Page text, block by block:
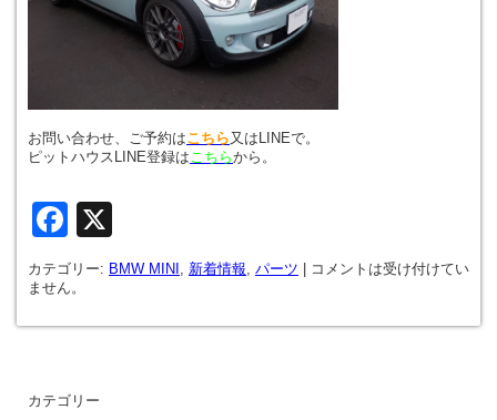
お問い合わせ、ご予約はこちら又はLINEで。
ピットハウスLINE登録は こちらから。
Facebook
カテゴリー: BMW MINI 新着情報 パーツ | コメントは受け付けてい
ません。
カテゴリー